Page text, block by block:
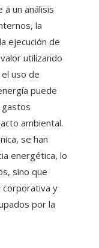
un análisis
la
ejecución de
utilizando
uso de
puede
ambiental.
se han
energética, lo
sino que
corporativa y
por la